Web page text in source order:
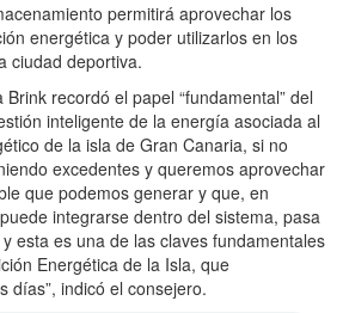
permitirá aprovechar los
energética y poder utilizarlos en los
ciudad deportiva.
recordó el papel “fundamental” del
inteligente de la energía asociada al
de la isla de Gran Canaria, si no
excedentes y queremos aprovechar
que podemos generar y que, en
integrarse dentro del sistema, pasa
esta es una de las claves fundamentales
Energética de la Isla, que
días”, indicó el consejero.